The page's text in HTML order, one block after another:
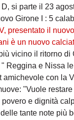
si parte il 23 agosto:
Girone I : 5
presentato il
è un nuovo calciatore
vicino il ritorno di
e Nissa le
amichevole con la
restare al
e dignità
tante note più